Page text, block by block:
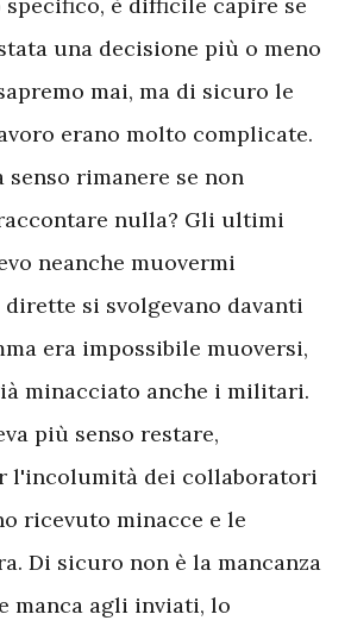
è difficile capire se
una decisione più o meno
mai, ma di sicuro le
erano molto complicate.
senso rimanere se non
nulla? Gli ultimi
neanche muovermi
si svolgevano davanti
era impossibile muoversi,
minacciato anche i militari.
più senso restare,
l'incolumità dei collaboratori
ricevuto minacce e le
Di sicuro non è la mancanza
manca agli inviati, lo